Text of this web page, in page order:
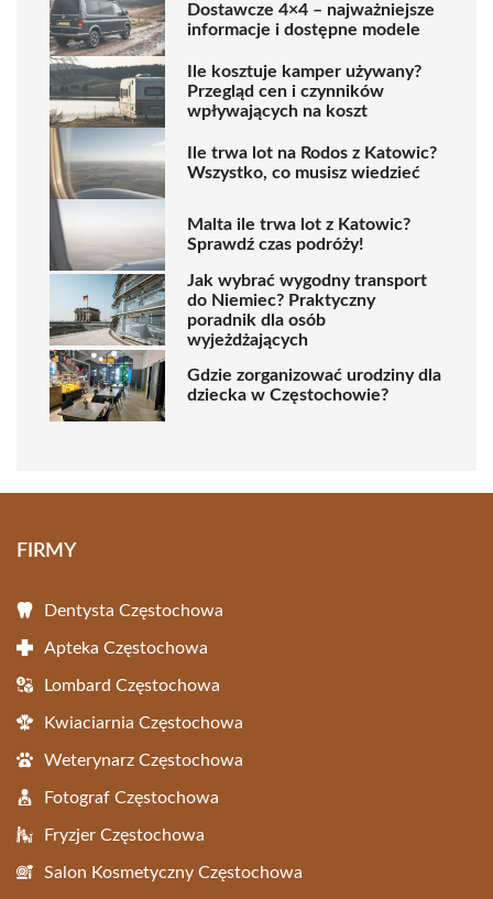
Dostawcze 4×4 – najważniejsze
informacje i dostępne modele
Ile kosztuje kamper używany?
Przegląd cen i czynników
wpływających na koszt
Ile trwa lot na Rodos z Katowic?
Wszystko, co musisz wiedzieć
Malta ile trwa lot z Katowic?
Sprawdź czas podróży!
Jak wybrać wygodny transport
do Niemiec? Praktyczny
poradnik dla osób
wyjeżdżających
Gdzie zorganizować urodziny dla
dziecka w Częstochowie?
FIRMY
Dentysta Częstochowa
Apteka Częstochowa
Lombard Częstochowa
Kwiaciarnia Częstochowa
Weterynarz Częstochowa
Fotograf Częstochowa
Fryzjer Częstochowa
Salon Kosmetyczny Częstochowa